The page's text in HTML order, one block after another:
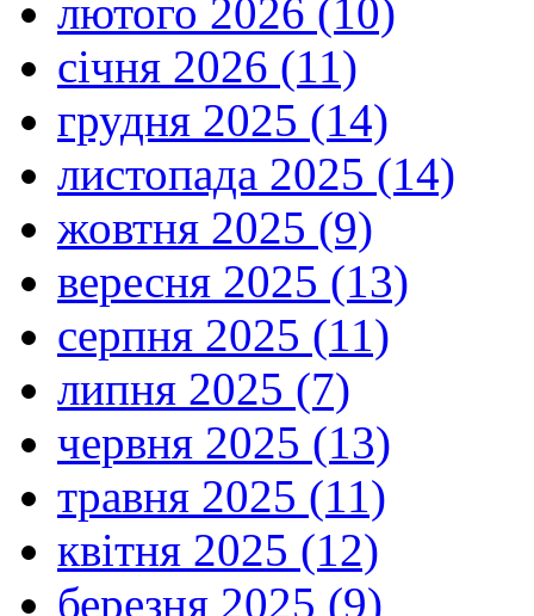
лютого 2026 (10)
січня 2026 (11)
грудня 2025 (14)
листопада 2025 (14)
жовтня 2025 (9)
вересня 2025 (13)
серпня 2025 (11)
липня 2025 (7)
червня 2025 (13)
травня 2025 (11)
квітня 2025 (12)
березня 2025 (9)